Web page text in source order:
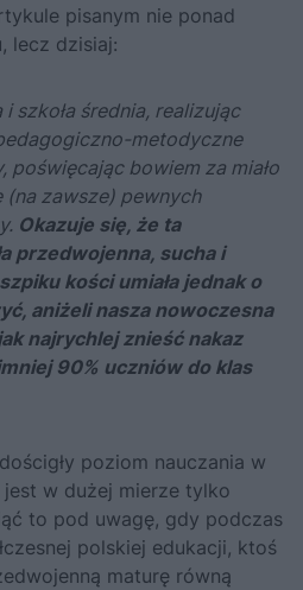
pisanym nie ponad
lecz dzisiaj:
i szkoła średnia, realizując
metodyczne
poświęcając bowiem za miało
(na zawsze) pewnych
Okazuje się, że ta
przedwojenna, sucha i
kości umiała jednak o
aniżeli nasza nowoczesna
najrychlej znieść nakaz
90% uczniów do klas
poziom nauczania w
jest w dużej mierze tylko
to pod uwagę, gdy podczas
polskiej edukacji, ktoś
maturę równą